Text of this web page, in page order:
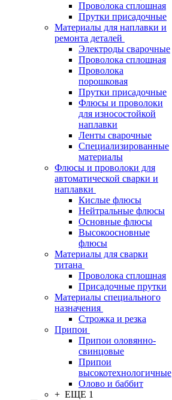
Проволока сплошная
Прутки присадочные
Материалы для наплавки и
ремонта деталей
Электроды сварочные
Проволока сплошная
Проволока
порошковая
Прутки присадочные
Флюсы и проволоки
для износостойкой
наплавки
Ленты сварочные
Специализированные
материалы
Флюсы и проволоки для
автоматической сварки и
наплавки
Кислые флюсы
Нейтральные флюсы
Основные флюсы
Высокоосновные
флюсы
Материалы для сварки
титана
Проволока сплошная
Присадочные прутки
Материалы специального
назначения
Строжка и резка
Припои
Припои оловянно-
свинцовые
Припои
высокотехнологичные
Олово и баббит
+ ЕЩЕ 1